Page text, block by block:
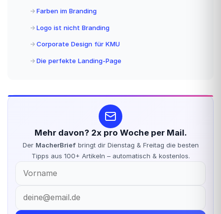
Farben im Branding
Logo ist nicht Branding
Corporate Design für KMU
Die perfekte Landing-Page
Mehr davon? 2x pro Woche per Mail.
Der MacherBriefbringt dir Dienstag & Freitag die besten
Tipps aus 100+ Artikeln – automatisch & kostenlos.